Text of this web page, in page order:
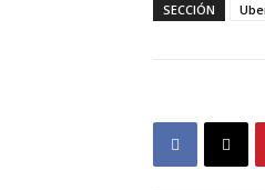
SECCIÓN